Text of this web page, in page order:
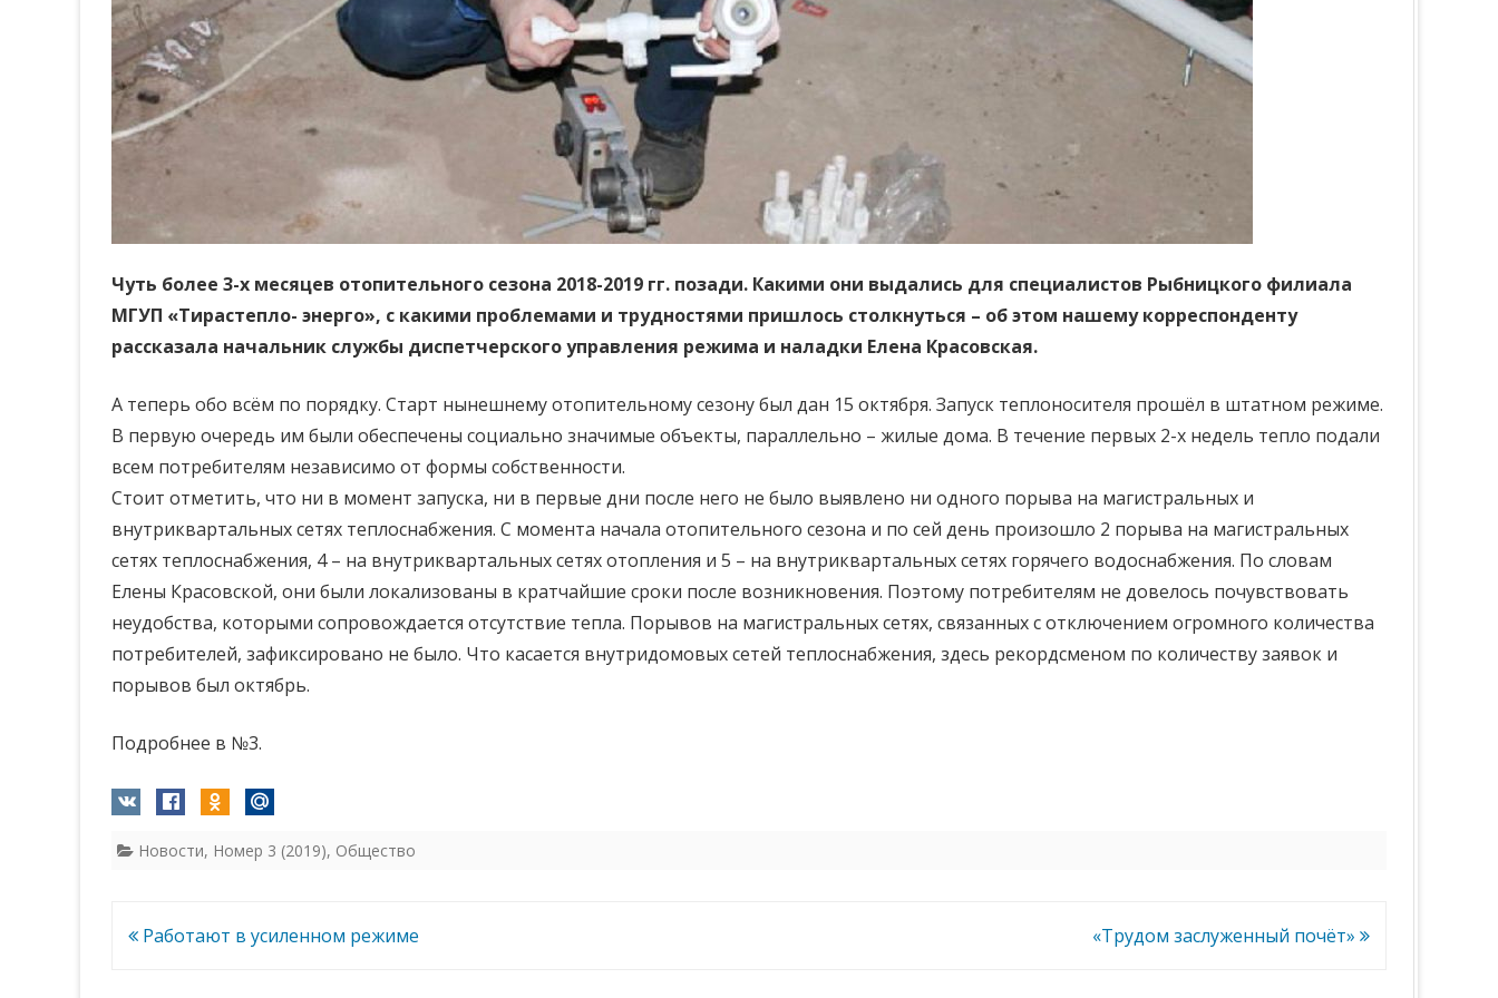
Чуть более 3-х месяцев отопительного сезона 2018-2019 гг. позади. Какими они выдались для специалистов Рыбницкого филиала
МГУП «Тирастепло- энерго», с какими проблемами и трудностями пришлось столкнуться – об этом нашему корреспонденту
рассказала начальник службы диспетчерского управления режима и наладки Елена Красовская.
А теперь обо всём по порядку. Старт нынешнему отопительному сезону был дан 15 октября. Запуск теплоносителя прошёл в штатном режиме.
В первую очередь им были обеспечены социально значимые объекты, параллельно – жилые дома. В течение первых 2-х недель тепло подали
всем потребителям независимо от формы собственности.
Стоит отметить, что ни в момент запуска, ни в первые дни после него не было выявлено ни одного порыва на магистральных и
внутриквартальных сетях теплоснабжения. С момента начала отопительного сезона и по сей день произошло 2 порыва на магистральных
сетях теплоснабжения, 4 – на внутриквартальных сетях отопления и 5 – на внутриквартальных сетях горячего водоснабжения. По словам
Елены Красовской, они были локализованы в кратчайшие сроки после возникновения. Поэтому потребителям не довелось почувствовать
неудобства, которыми сопровождается отсутствие тепла. Порывов на магистральных сетях, связанных с отключением огромного количества
потребителей, зафиксировано не было. Что касается внутридомовых сетей теплоснабжения, здесь рекордсменом по количеству заявок и
порывов был октябрь.
Подробнее в №3.
Новости, Номер 3 (2019), Общество
Навигация
Работают в усиленном режиме «Трудом заслуженный почёт»